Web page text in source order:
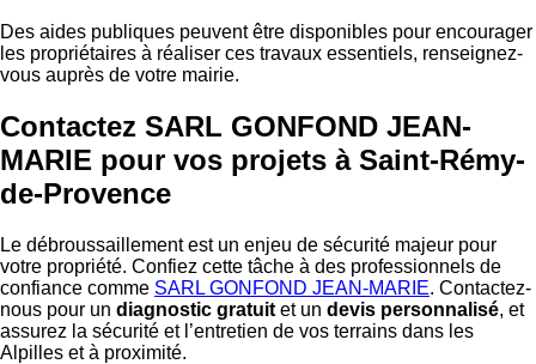
Des aides publiques peuvent être disponibles pour encourager
les propriétaires à réaliser ces travaux essentiels, renseignez-
vous auprès de votre mairie.
Contactez SARL GONFOND JEAN-
MARIE pour vos projets à Saint-Rémy-
de-Provence
Le débroussaillement est un enjeu de sécurité majeur pour
votre propriété. Confiez cette tâche à des professionnels de
confiance comme SARL GONFOND JEAN-MARIE. Contactez-
nous pour un diagnostic gratuit et un devis personnalisé, et
assurez la sécurité et l’entretien de vos terrains dans les
Alpilles et à proximité.